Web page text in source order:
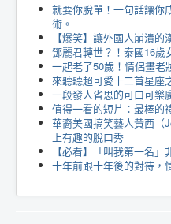
就要你脫單！一句話讓你
術。
【爆笑】讓外國人崩潰的
鄧麗君轉世？！泰國16歲
一起老了50歲！情侶畫老
來聽聽超可愛十二首星座
一段發人省思的可口可樂
值得一看的短片：最棒的
華裔美國搞笑藝人黃西（
上有趣的脫口秀
【必看】「叫我第一名」
十年前跟十年後的對待，